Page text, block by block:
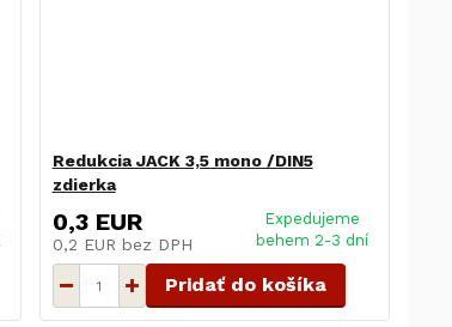
Redukcia JACK 3,5 mono /DIN5
zdierka
0,3 EUR
0,2 EUR bez DPH
Expedujeme
behem 2-3 dní
Pridať do košíka